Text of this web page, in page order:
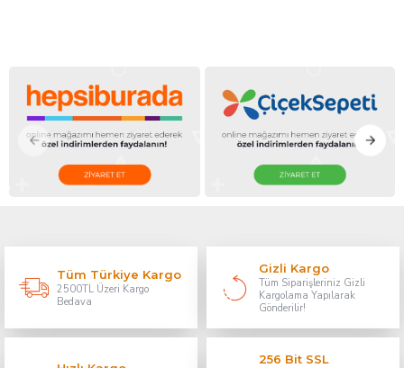
Tüm Türkiye Kargo
2500TL Üzeri Kargo
Bedava
Gizli Kargo
Tüm Siparişleriniz Gizli
Kargolama Yapılarak
Gönderilir!
256 Bit SSL